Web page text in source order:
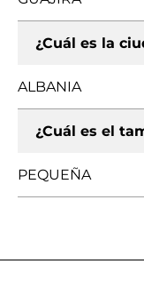
¿Cuál es la
ALBANIA
¿Cuál es el
PEQUEÑA